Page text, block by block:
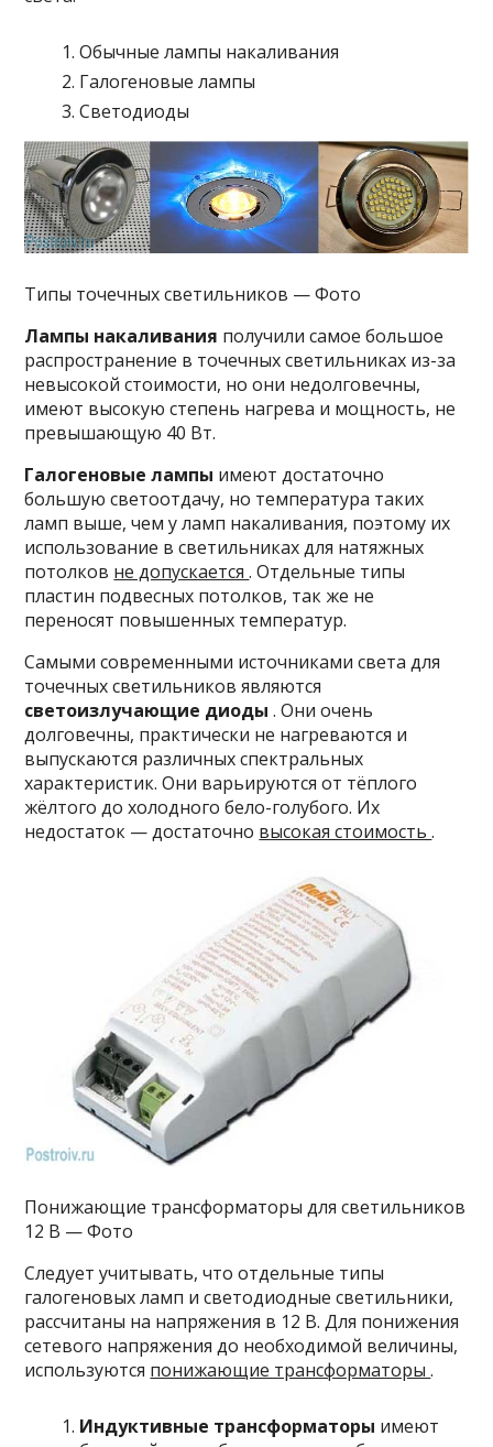
Обычные лампы накаливания
Галогеновые лампы
Светодиоды
Типы точечных светильников — Фото
Лампы накаливания получили самое большое
распространение в точечных светильниках из-за
невысокой стоимости, но они недолговечны,
имеют высокую степень нагрева и мощность, не
превышающую 40 Вт.
Галогеновые лампы имеют достаточно
большую светоотдачу, но температура таких
ламп выше, чем у ламп накаливания, поэтому их
использование в светильниках для натяжных
потолков не допускается. Отдельные типы
пластин подвесных потолков, так же не
переносят повышенных температур.
Самыми современными источниками света для
точечных светильников являются
светоизлучающие диоды. Они очень
долговечны, практически не нагреваются и
выпускаются различных спектральных
характеристик. Они варьируются от тёплого
жёлтого до холодного бело-голубого. Их
недостаток — достаточно высокая стоимость.
Понижающие трансформаторы для светильников
12 В — Фото
Следует учитывать, что отдельные типы
галогеновых ламп и светодиодные светильники,
рассчитаны на напряжения в 12 В. Для понижения
сетевого напряжения до необходимой величины,
используются понижающие трансформаторы.
Индуктивные трансформаторы имеют